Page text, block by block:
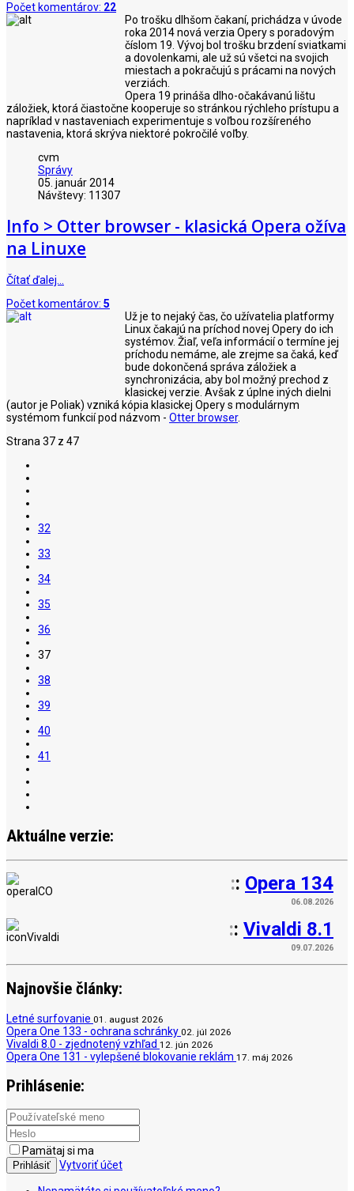
Počet komentárov: 22
Po trošku dlhšom čakaní, prichádza v úvode
roka 2014 nová verzia Opery s poradovým
číslom 19. Vývoj bol trošku brzdení sviatkami
a dovolenkami, ale už sú všetci na svojich
miestach a pokračujú s prácami na nových
verziách.
Opera 19 prináša dlho-očakávanú lištu
záložiek, ktorá čiastočne kooperuje so stránkou rýchleho prístupu a
napríklad v nastaveniach experimentuje s voľbou rozšíreného
nastavenia, ktorá skrýva niektoré pokročilé voľby.
cvm
Správy
05. január 2014
Návštevy: 11307
Info > Otter browser - klasická Opera ožíva
na Linuxe
Čítať ďalej…
Počet komentárov: 5
Už je to nejaký čas, čo užívatelia platformy
Linux čakajú na príchod novej Opery do ich
systémov. Žiaľ, veľa informácií o termíne jej
príchodu nemáme, ale zrejme sa čaká, keď
bude dokončená správa záložiek a
synchronizácia, aby bol možný prechod z
klasickej verzie. Avšak z úplne iných dielni
(autor je Poliak) vzniká kópia klasickej Opery s modulárnym
systémom funkcií pod názvom - Otter browser.
Strana 37 z 47
32
33
34
35
36
37
38
39
40
41
Aktuálne verzie:
:: Opera 134
06.08.2026
:: Vivaldi 8.1
09.07.2026
Najnovšie články:
Letné surfovanie 01. august 2026
Opera One 133 - ochrana schránky 02. júl 2026
Vivaldi 8.0 - zjednotený vzhľad 12. jún 2026
Opera One 131 - vylepšené blokovanie reklám 17. máj 2026
Prihlásenie:
Pamätaj si ma
Prihlásiť Vytvoriť účet